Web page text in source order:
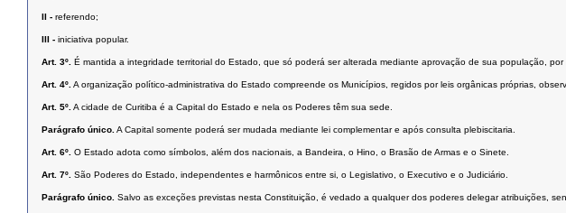
II - referendo;
III - iniciativa popular.
Art. 3º. É mantida a integridade territorial do Estado, que só poderá ser alterada mediante aprovação de sua população, por
Art. 4º. A organização político-administrativa do Estado compreende os Municípios, regidos por leis orgânicas próprias,
Art. 5º. A cidade de Curitiba é a Capital do Estado e nela os Poderes têm sua sede.
Parágrafo único. A Capital somente poderá ser mudada mediante lei complementar e após consulta plebiscitaria.
Art. 6º. O Estado adota como símbolos, além dos nacionais, a Bandeira, o Hino, o Brasão de Armas e o Sinete.
Art. 7º. São Poderes do Estado, independentes e harmônicos entre si, o Legislativo, o Executivo e o Judiciário.
Parágrafo único. Salvo as exceções previstas nesta Constituição, é vedado a qualquer dos poderes delegar atribuições,